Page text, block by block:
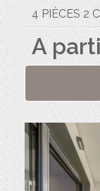
4 PIÈCES 2
A